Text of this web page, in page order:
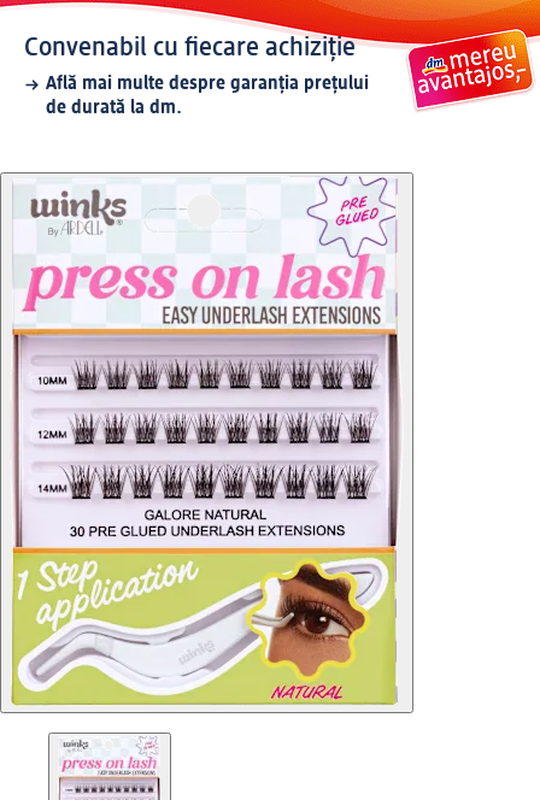
Convenabil cu fiecare achiziție
Află mai multe despre garanția prețului
de durată la dm.